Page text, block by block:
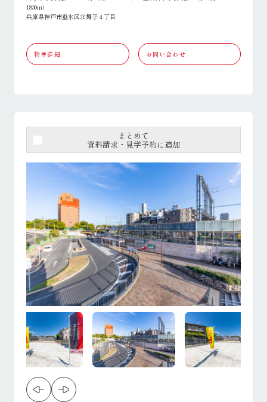
1830m）
兵庫県神戸市垂水区北舞子４丁目
物件詳細 お問い合わせ
まとめて
資料請求・見学予約に追加